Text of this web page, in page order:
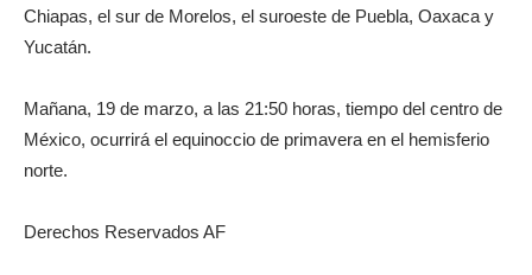
Chiapas, el sur de Morelos, el suroeste de Puebla, Oaxaca y
Yucatán.
Mañana, 19 de marzo, a las 21:50 horas, tiempo del centro de
México, ocurrirá el equinoccio de primavera en el hemisferio
norte.
Derechos Reservados AF